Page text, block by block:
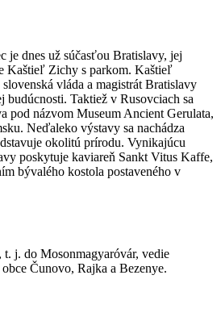
je dnes už súčasťou Bratislavy, jej
Kaštieľ Zichy s parkom. Kaštieľ
vláda a magistrát Bratislavy
Taktiež v Rusovciach sa
pod názvom Museum Ancient Gerulata,
Neďaleko výstavy sa nachádza
okolitú prírodu. Vynikajúcu
poskytuje kaviareň Sankt Vitus Kaffe,
bývalého kostola postaveného v
j. do Mosonmagyaróvár, vedie
Čunovo, Rajka a Bezenye.